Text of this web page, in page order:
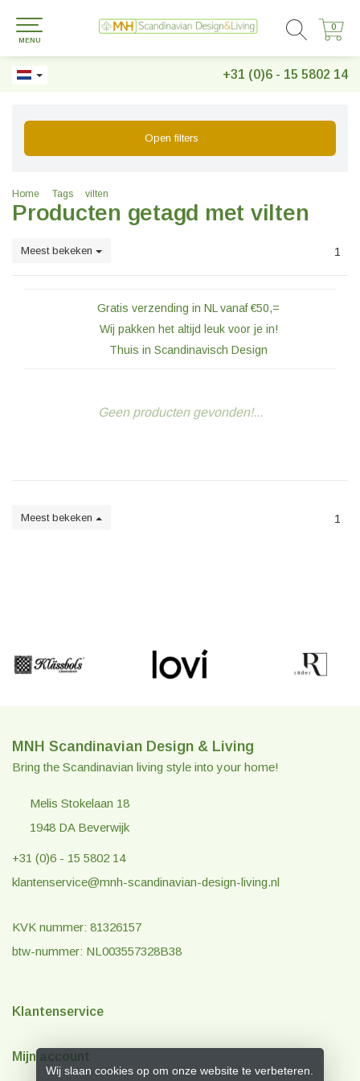
+31 (0)6 - 15 5802 14
0
0
MENU
Open filters
Home Tags vilten
Producten getagd met vilten
Meest bekeken 1
Gratis verzending in NL vanaf €50,=
Wij pakken het altijd leuk voor je in!
Thuis in Scandinavisch Design
Geen producten gevonden!...
Meest bekeken 1
MNH Scandinavian Design & Living
Bring the Scandinavian living style into your home!
Melis Stokelaan 18
1948 DA Beverwijk
+31 (0)6 - 15 5802 14
klantenservice@mnh-scandinavian-design-living.nl
KVK nummer: 81326157
btw-nummer: NL003557328B38
Klantenservice
Mijn account
Wij slaan cookies op om onze website te verbeteren.